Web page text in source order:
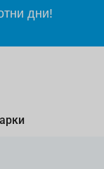
дни!